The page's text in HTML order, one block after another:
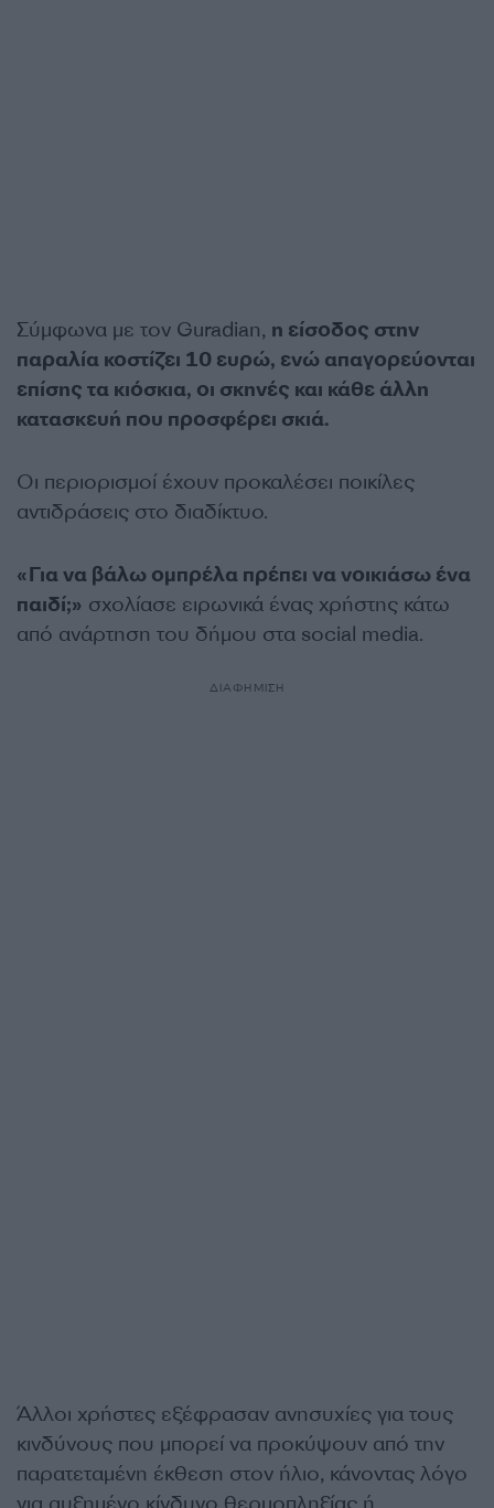
Σύμφωνα με τον Guradian, η είσοδος στην
παραλία κοστίζει 10 ευρώ, ενώ απαγορεύονται
επίσης τα κιόσκια, οι σκηνές και κάθε άλλη
κατασκευή που προσφέρει σκιά.
Οι περιορισμοί έχουν προκαλέσει ποικίλες
αντιδράσεις στο διαδίκτυο.
«Για να βάλω ομπρέλα πρέπει να νοικιάσω ένα
παιδί;» σχολίασε ειρωνικά ένας χρήστης κάτω
από ανάρτηση του δήμου στα social media.
ΔΙΑΦΗΜΙΣΗ
Άλλοι χρήστες εξέφρασαν ανησυχίες για τους
κινδύνους που μπορεί να προκύψουν από την
παρατεταμένη έκθεση στον ήλιο, κάνοντας λόγο